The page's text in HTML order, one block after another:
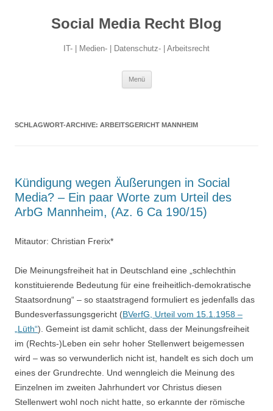
Social Media Recht Blog
IT- | Medien- | Datenschutz- | Arbeitsrecht
Menü
SCHLAGWORT-ARCHIVE: ARBEITSGERICHT MANNHEIM
Kündigung wegen Äußerungen in Social
Media? – Ein paar Worte zum Urteil des
ArbG Mannheim, (Az. 6 Ca 190/15)
Mitautor: Christian Frerix*
Die Meinungsfreiheit hat in Deutschland eine „schlechthin
konstituierende Bedeutung für eine freiheitlich-demokratische
Staatsordnung“ – so staatstragend formuliert es jedenfalls das
Bundesverfassungsgericht (BVerfG, Urteil vom 15.1.1958 –
„Lüth“). Gemeint ist damit schlicht, dass der Meinungsfreiheit
im (Rechts-)Leben ein sehr hoher Stellenwert beigemessen
wird – was so verwunderlich nicht ist, handelt es sich doch um
eines der Grundrechte. Und wenngleich die Meinung des
Einzelnen im zweiten Jahrhundert vor Christus diesen
Stellenwert wohl noch nicht hatte, so erkannte der römische